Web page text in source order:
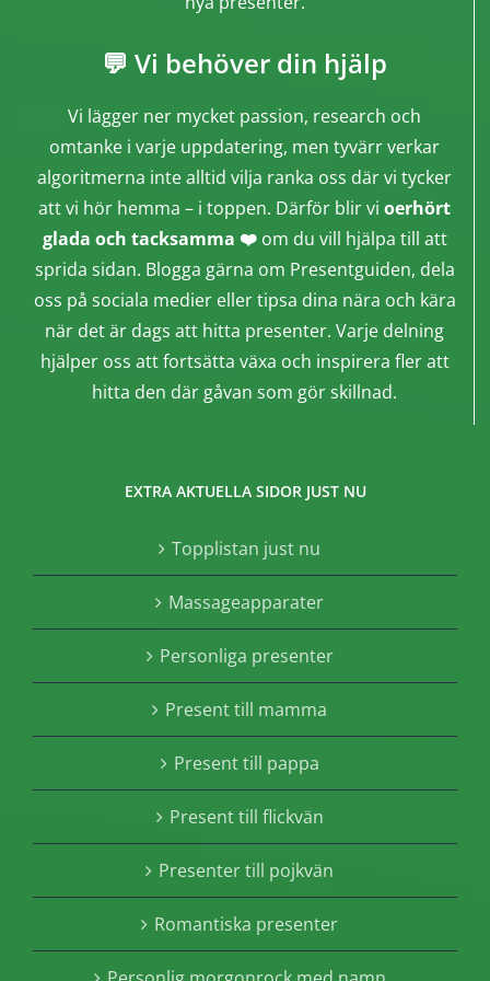
💬 Vi behöver din hjälp
Vi lägger ner mycket passion, research och
omtanke i varje uppdatering, men tyvärr verkar
algoritmerna inte alltid vilja ranka oss där vi tycker
att vi hör hemma – i toppen. Därför blir vi oerhört
glada och tacksamma ❤️om du vill hjälpa till att
sprida sidan. Blogga gärna om Presentguiden, dela
oss på sociala medier eller tipsa dina nära och kära
när det är dags att hitta presenter. Varje delning
hjälper oss att fortsätta växa och inspirera fler att
hitta den där gåvan som gör skillnad.
EXTRA AKTUELLA SIDOR JUST NU
Topplistan just nu
Massageapparater
Personliga presenter
Present till mamma
Present till pappa
Present till flickvän
Presenter till pojkvän
Romantiska presenter